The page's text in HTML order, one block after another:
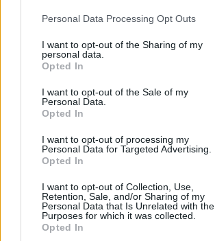
Personal Data Processing Opt Outs
I want to opt-out of the Sharing of my
personal data.
Opted In
I want to opt-out of the Sale of my
Personal Data.
Opted In
I want to opt-out of processing my
Personal Data for Targeted Advertising.
Opted In
I want to opt-out of Collection, Use,
Retention, Sale, and/or Sharing of my
Personal Data that Is Unrelated with the
Purposes for which it was collected.
Opted In